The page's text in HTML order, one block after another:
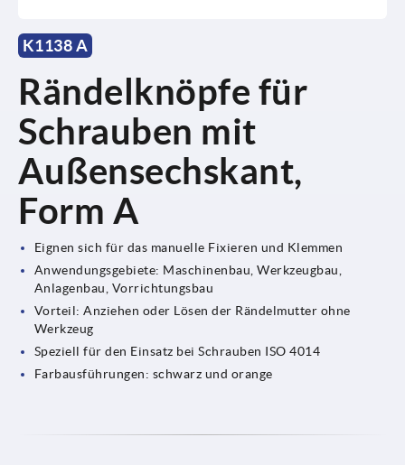
K1138 A
Rändelknöpfe für
Schrauben mit
Außensechskant,
Form A
Eignen sich für das manuelle Fixieren und Klemmen
Anwendungsgebiete: Maschinenbau, Werkzeugbau,
Anlagenbau, Vorrichtungsbau
Vorteil: Anziehen oder Lösen der Rändelmutter ohne
Werkzeug
Speziell für den Einsatz bei Schrauben ISO 4014
Farbausführungen: schwarz und orange